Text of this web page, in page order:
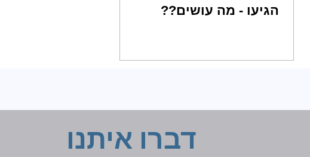
הגיעו - מה עושים??
דברו איתנו